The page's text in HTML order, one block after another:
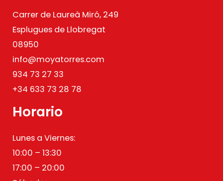
Carrer de Laureà Miró, 249
Esplugues de Llobregat
08950
info@moyatorres.com
934 73 27 33
+34 633 73 28 78
Horario
Lunes a Viernes:
10:00 – 13:30
17:00 – 20:00